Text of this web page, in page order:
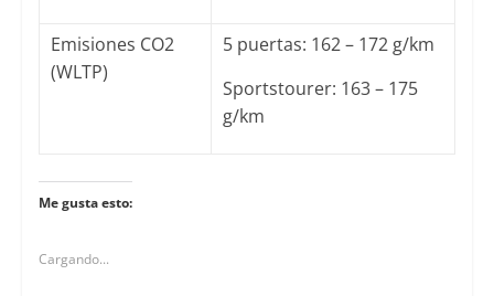
Emisiones CO2
(WLTP)
5 puertas: 162 – 172 g/km
Sportstourer: 163 – 175
g/km
Me gusta esto:
Cargando...